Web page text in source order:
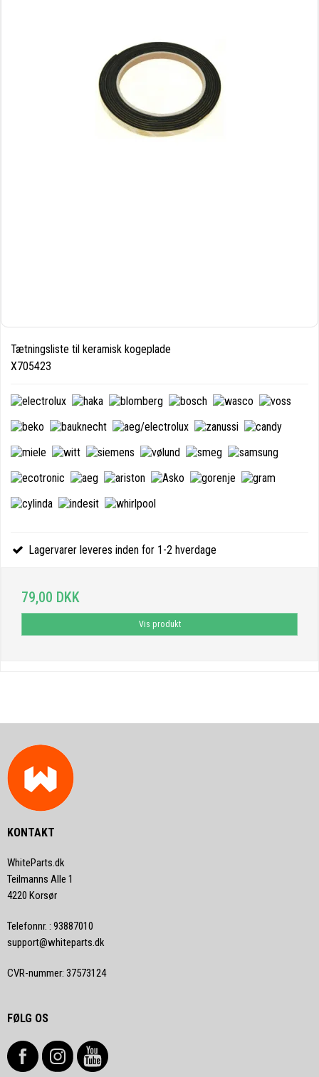
Tætningsliste til keramisk kogeplade
X705423
Lagervarer leveres inden for 1-2 hverdage
79,00 DKK
Vis produkt
KONTAKT
WhiteParts.dk
Teilmanns Alle 1
4220 Korsør
Telefonnr. : 93887010
support@whiteparts.dk
CVR-nummer: 37573124
FØLG OS